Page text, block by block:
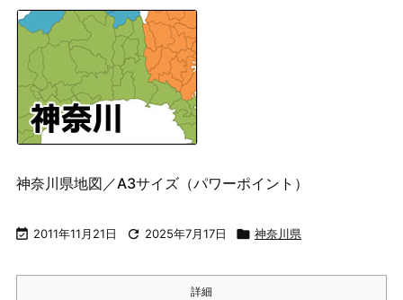
神奈川県地図／A3サイズ（パワーポイント）
 2011年11月21日  2025年7月17日  神奈川県
詳細